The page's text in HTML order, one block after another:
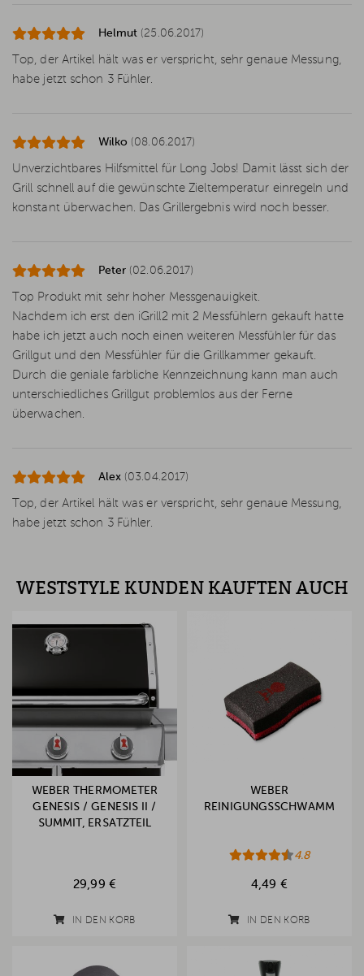
Helmut (25.06.2017)
Top, der Artikel hält was er verspricht, sehr genaue Messung,
habe jetzt schon 3 Fühler.
Wilko (08.06.2017)
Unverzichtbares Hilfsmittel für Long Jobs! Damit lässt sich der
Grill schnell auf die gewünschte Zieltemperatur einregeln und
konstant überwachen. Das Grillergebnis wird noch besser.
Peter (02.06.2017)
Top Produkt mit sehr hoher Messgenauigkeit.
Nachdem ich erst den iGrill2 mit 2 Messfühlern gekauft hatte
habe ich jetzt auch noch einen weiteren Messfühler für das
Grillgut und den Messfühler für die Grillkammer gekauft.
Durch die geniale farbliche Kennzeichnung kann man auch
unterschiedliches Grillgut problemlos aus der Ferne
überwachen.
Alex (03.04.2017)
Top, der Artikel hält was er verspricht, sehr genaue Messung,
habe jetzt schon 3 Fühler.
WESTSTYLE KUNDEN KAUFTEN AUCH
WEBER THERMOMETER
GENESIS / GENESIS II /
SUMMIT, ERSATZTEIL
29,99 €
IN DEN KORB
WEBER
REINIGUNGSSCHWAMM
4.8
4,49 €
IN DEN KORB